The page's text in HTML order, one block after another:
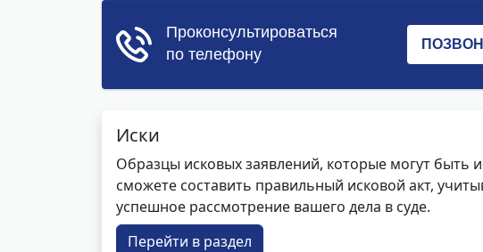
Иски
Образцы исковых заявлений, которые могут быть
сможете составить правильный исковой акт,
успешное рассмотрение вашего дела в суде.
Перейти в раздел